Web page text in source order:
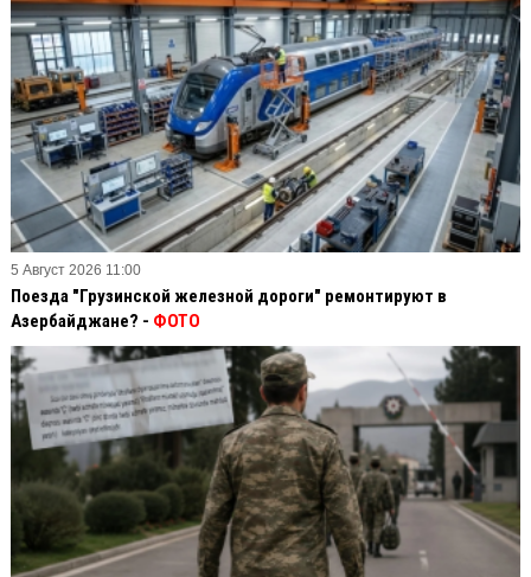
5 Август 2026 11:00
Поезда "Грузинской железной дороги" ремонтируют в
Азербайджане? - ФОТО